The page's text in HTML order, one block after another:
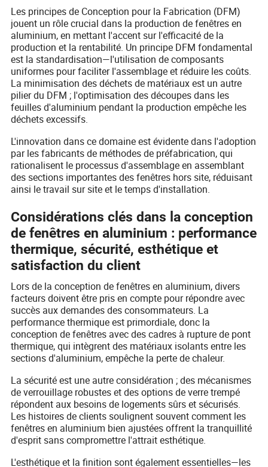
Les principes de Conception pour la Fabrication (DFM)
jouent un rôle crucial dans la production de fenêtres en
aluminium, en mettant l'accent sur l'efficacité de la
production et la rentabilité. Un principe DFM fondamental
est la standardisation—l'utilisation de composants
uniformes pour faciliter l'assemblage et réduire les coûts.
La minimisation des déchets de matériaux est un autre
pilier du DFM ; l'optimisation des découpes dans les
feuilles d'aluminium pendant la production empêche les
déchets excessifs.
L'innovation dans ce domaine est évidente dans l'adoption
par les fabricants de méthodes de préfabrication, qui
rationalisent le processus d'assemblage en assemblant
des sections importantes des fenêtres hors site, réduisant
ainsi le travail sur site et le temps d'installation.
Considérations clés dans la conception
de fenêtres en aluminium : performance
thermique, sécurité, esthétique et
satisfaction du client
Lors de la conception de fenêtres en aluminium, divers
facteurs doivent être pris en compte pour répondre avec
succès aux demandes des consommateurs. La
performance thermique est primordiale, donc la
conception de fenêtres avec des cadres à rupture de pont
thermique, qui intègrent des matériaux isolants entre les
sections d'aluminium, empêche la perte de chaleur.
La sécurité est une autre considération ; des mécanismes
de verrouillage robustes et des options de verre trempé
répondent aux besoins de logements sûrs et sécurisés.
Les histoires de clients soulignent souvent comment les
fenêtres en aluminium bien ajustées offrent la tranquillité
d'esprit sans compromettre l'attrait esthétique.
L'esthétique et la finition sont également essentielles—les